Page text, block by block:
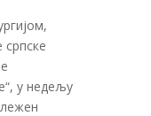
у недељу